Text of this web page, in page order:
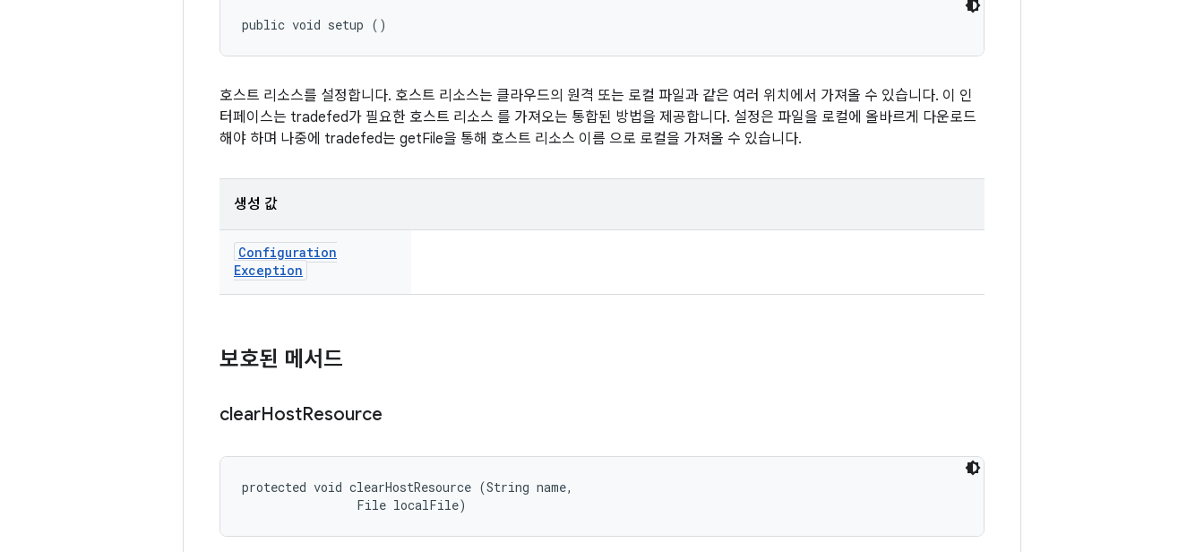
public void setup ()
호스트 리소스를 설정합니다. 호스트 리소스는 클라우드의 원격 또는 로컬 파일과 같은 여러 위치에서 가져올 수 있습니다. 이 인
터페이스는 tradefed가 필요한 호스트 리소스 를 가져오는 통합된 방법을 제공합니다. 설정은 파일을 로컬에 올바르게 다운로드
해야 하며 나중에 tradefed는 getFile을 통해 호스트 리소스 이름 으로 로컬을 가져올 수 있습니다.
생성 값
Configuration
Exception
보호된 메서드
clearHostResource
protected void clearHostResource (String name,
                File localFile)